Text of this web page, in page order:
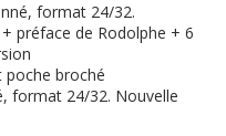
format 24/32.
préface de Rodolphe + 6
poche broché
format 24/32. Nouvelle